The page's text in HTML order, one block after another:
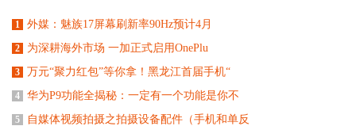
1 外媒：魅族17屏幕刷新率90Hz预计4月
2 为深耕海外市场 一加正式启用OnePlu
3 万元“聚力红包”等你拿！黑龙江首届手机“
4 华为P9功能全揭秘：一定有一个功能是你不
5 自媒体视频拍摄之拍摄设备配件（手机和单反